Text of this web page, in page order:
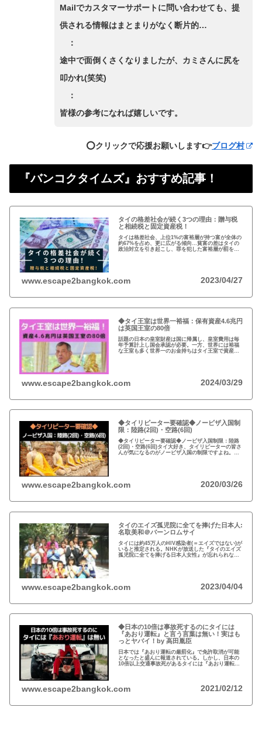
Mailでカスタマーサポートに問い合わせても、提
供される情報はまとまりがなく断片的…
：
途中で面倒くさくなりましたが、カミさんに尻を
叩かれ(笑笑)
：
皆様の参考になれば嬉しいです。
⭕️クリックで応援お願いします👉ブログ村
『バンコクタイムズ』おすすめ記事！
タイの格差社会が続く3つの理由：贈与税
と相続税と固定資産税！
タイは格差社会、上位1%の富裕層が持つ富が全体の
約67%を占め、更に広がる傾向…貧富の差はタイの
政治対立を引き起こし、罪を犯した富裕層が罰を免
www.escape2bangkok.com 2023/04/27
◆タイ王室は世界一裕福：保有資産4.6兆円
は英国王室の80倍
話題の日本の皇室財産は国に帰属し、皇室費用は毎
年予算計上し国会承認が必要。一方、世界には裕福
な王室も多く世界一のお金持ちはタイ王室で資産は
www.escape2bangkok.com 2024/03/29
◆タイリピーター要確認◆ノービザ入国制
限：陸路(2回)・空路(6回)
◆タイリピーター要確認◆ノービザ入国制限：陸路
(2回)・空路(6回)タイ大好き、タイリピーターの皆さ
んが気になるのがノービザ入国の制限ですよね。近
www.escape2bangkok.com 2020/03/26
タイのエイズ孤児院に全てを捧げた日本人:
名取美和＠バーンロムサイ
タイには約45万人のHIV感染者(＝エイズではない)が
いると推定される。NHKが放送した『タイのエイズ
孤児院に全てを捧げる日本人女性』が忘れられな
www.escape2bangkok.com 2023/04/04
◆日本の10倍は事故死するのにタイには
『あおり運転』と言う言葉は無い！実はも
っとヤバイ！by 高田胤臣
日本では『あおり運転の厳罰化』で免許取消が可能
となったと盛んに報道されている。しかし、日本の
10倍以上交通事故死があるタイには『あおり運転』
www.escape2bangkok.com 2021/02/12